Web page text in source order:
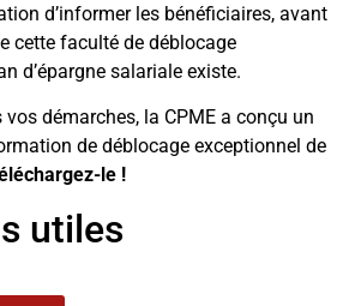
d’informer les bénéficiaires, avant
cette faculté de déblocage
d’épargne salariale existe.
démarches, la CPME a conçu un
de déblocage exceptionnel de
le !
utiles